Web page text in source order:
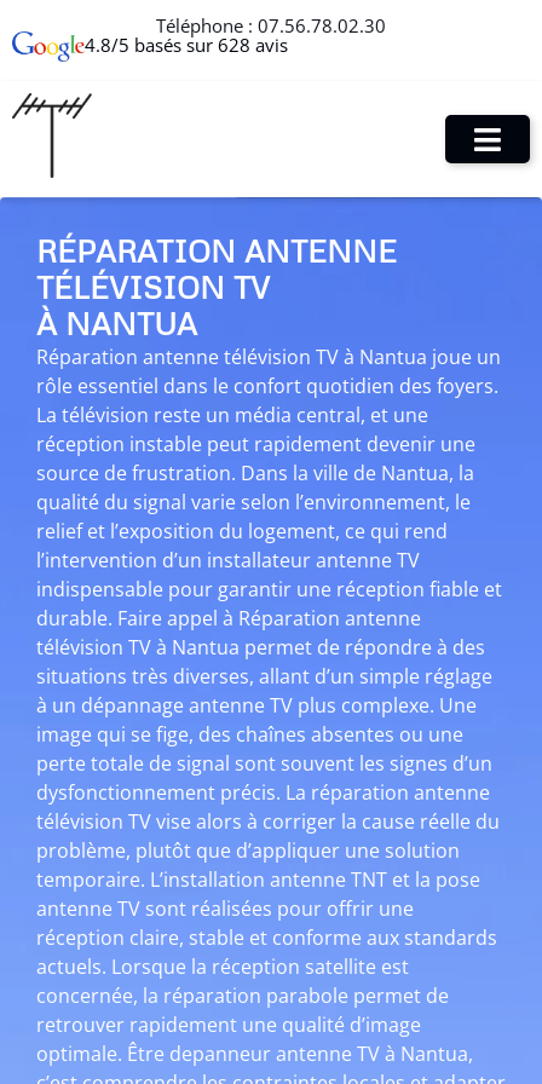
Téléphone : 07.56.78.02.30
4.8/5 basés sur 628 avis
RÉPARATION ANTENNE
TÉLÉVISION TV
À NANTUA
Réparation antenne télévision TV à Nantua joue un
rôle essentiel dans le confort quotidien des foyers.
La télévision reste un média central, et une
réception instable peut rapidement devenir une
source de frustration. Dans la ville de Nantua, la
qualité du signal varie selon l’environnement, le
relief et l’exposition du logement, ce qui rend
l’intervention d’un installateur antenne TV
indispensable pour garantir une réception fiable et
durable. Faire appel à Réparation antenne
télévision TV à Nantua permet de répondre à des
situations très diverses, allant d’un simple réglage
à un dépannage antenne TV plus complexe. Une
image qui se fige, des chaînes absentes ou une
perte totale de signal sont souvent les signes d’un
dysfonctionnement précis. La réparation antenne
télévision TV vise alors à corriger la cause réelle du
problème, plutôt que d’appliquer une solution
temporaire. L’installation antenne TNT et la pose
antenne TV sont réalisées pour offrir une
réception claire, stable et conforme aux standards
actuels. Lorsque la réception satellite est
concernée, la réparation parabole permet de
retrouver rapidement une qualité d’image
optimale. Être depanneur antenne TV à Nantua,